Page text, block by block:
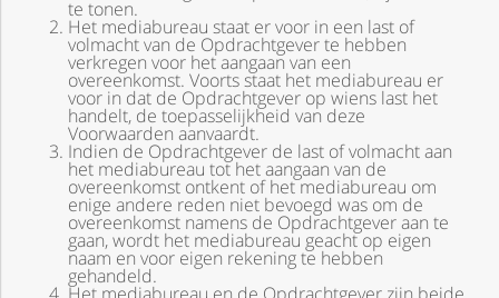
te tonen.
Het mediabureau staat er voor in een last of
volmacht van de Opdrachtgever te hebben
verkregen voor het aangaan van een
overeenkomst. Voorts staat het mediabureau er
voor in dat de Opdrachtgever op wiens last het
handelt, de toepasselijkheid van deze
Voorwaarden aanvaardt.
Indien de Opdrachtgever de last of volmacht aan
het mediabureau tot het aangaan van de
overeenkomst ontkent of het mediabureau om
enige andere reden niet bevoegd was om de
overeenkomst namens de Opdrachtgever aan te
gaan, wordt het mediabureau geacht op eigen
naam en voor eigen rekening te hebben
gehandeld.